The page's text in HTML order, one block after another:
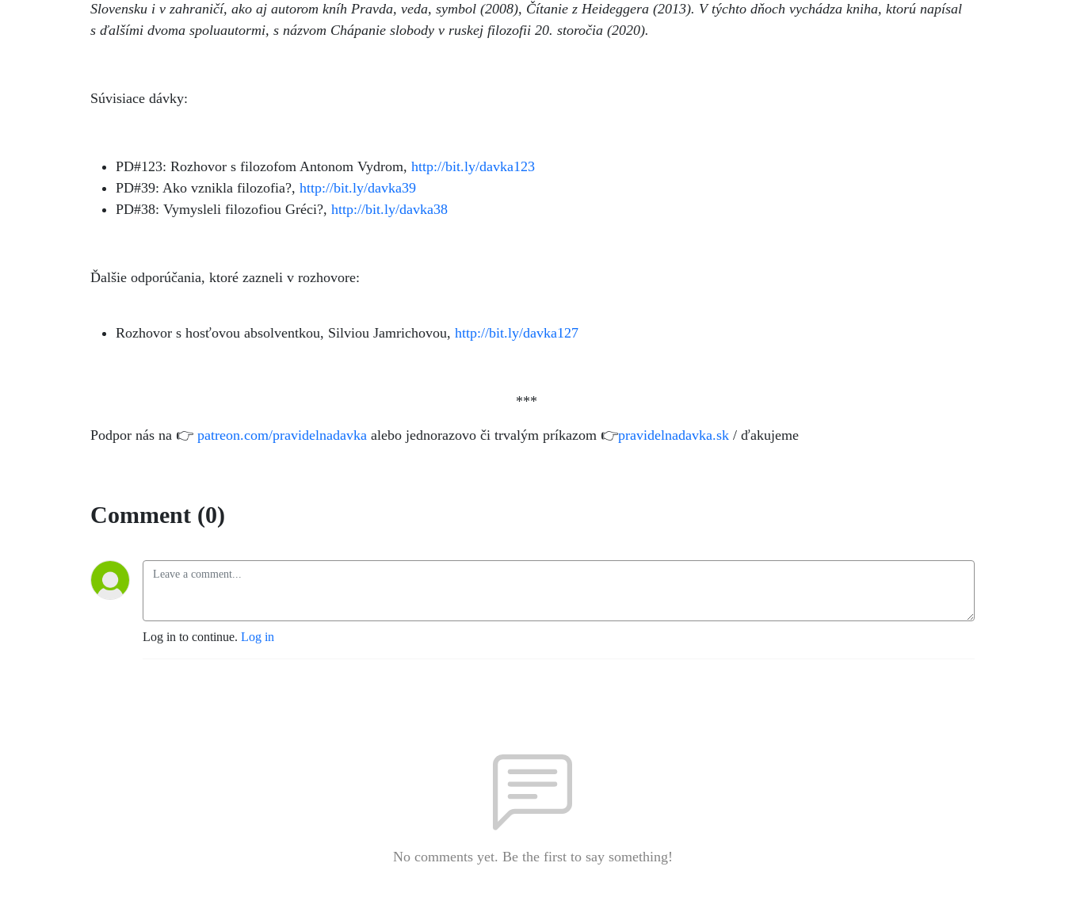
Slovensku i v zahraničí, ako aj autorom kníh Pravda, veda, symbol (2008), Čítanie z Heideggera (2013). V týchto dňoch vychádza kniha, ktorú napísal
s ďalšími dvoma spoluautormi, s názvom Chápanie slobody v ruskej filozofii 20. storočia (2020).
Súvisiace dávky:
PD#123: Rozhovor s filozofom Antonom Vydrom, http://bit.ly/davka123
PD#39: Ako vznikla filozofia?, http://bit.ly/davka39
PD#38: Vymysleli filozofiou Gréci?, http://bit.ly/davka38
Ďalšie odporúčania, ktoré zazneli v rozhovore:
Rozhovor s hosťovou absolventkou, Silviou Jamrichovou, http://bit.ly/davka127
***
Podpor nás na 👉 patreon.com/pravidelnadavka alebo jednorazovo či trvalým príkazom 👉pravidelnadavka.sk / ďakujeme
Comment (0)
Log in to continue. Log in
No comments yet. Be the first to say something!